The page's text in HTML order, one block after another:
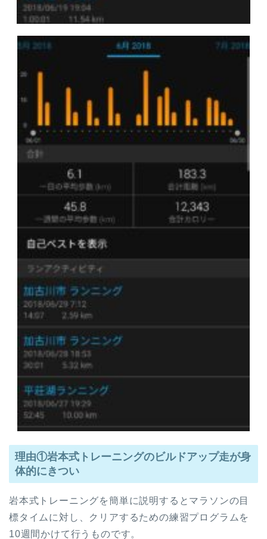
理由①岩本式トレーニングのビルドアップ走が身
体的にきつい
岩本式トレーニングを簡単に説明するとマラソンの目
標タイムに対し、クリアするための練習プログラムを
10週間かけて行うものです。